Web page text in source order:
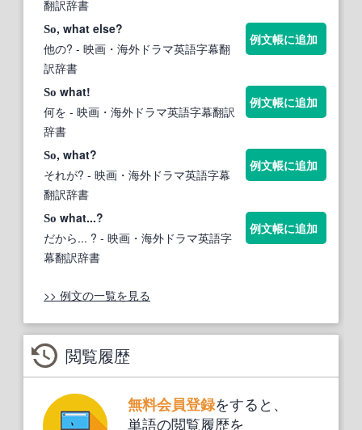
翻訳辞書
So, what else?
他の? - 映画・海外ドラマ英語字幕翻
訳辞書
例文帳に追加
So what!
何を - 映画・海外ドラマ英語字幕翻訳
辞書
例文帳に追加
So, what?
それが? - 映画・海外ドラマ英語字幕
翻訳辞書
例文帳に追加
So what...?
だから... ? - 映画・海外ドラマ英語字
幕翻訳辞書
例文帳に追加
>> 例文の一覧を見る
閲覧履歴
無料会員登録をすると、
単語の閲覧履歴を